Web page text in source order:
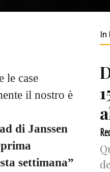
le case
il nostro è
di Janssen
settimana”
In